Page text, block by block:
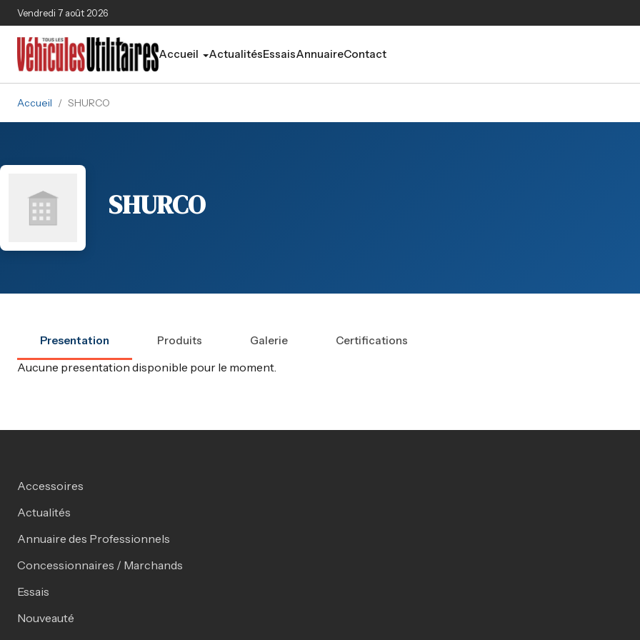
Aller au contenu principal
Vendredi 7 août 2026
Accueil ActualitésEssaisAnnuaireContact
Accueil / SHURCO
SHURCO
Presentation Produits Galerie Certifications
Aucune presentation disponible pour le moment.
Accessoires
Actualités
Annuaire des Professionnels
Concessionnaires / Marchands
Essais
Nouveauté